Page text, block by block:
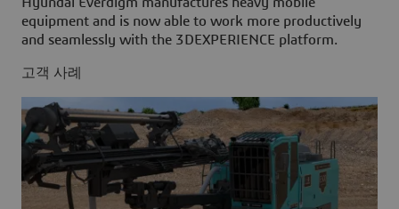
Hyundai Everdigm manufactures heavy mobile
equipment and is now able to work more productively
and seamlessly with the 3DEXPERIENCE platform.
고객 사례